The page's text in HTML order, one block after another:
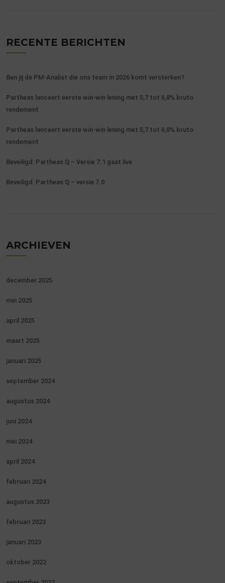
RECENTE BERICHTEN
Ben jij de PM-Analist die ons team in 2026 komt versterken?
Partheas lanceert eerste win-win lening met 5,7 tot 6,8% bruto
rendement
Partheas lanceert eerste win-win lening met 5,7 tot 6,8% bruto
rendement
Beveiligd: Partheas Q – Versie 7.1 gaat live
Beveiligd: Partheas Q – versie 7.0
ARCHIEVEN
december 2025
mei 2025
april 2025
maart 2025
januari 2025
september 2024
augustus 2024
juni 2024
mei 2024
april 2024
februari 2024
augustus 2023
februari 2023
januari 2023
oktober 2022